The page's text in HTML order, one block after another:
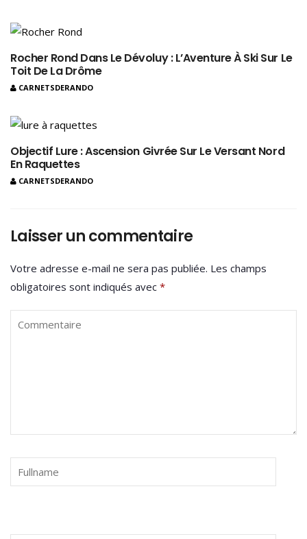
Rocher Rond Dans Le Dévoluy : L’Aventure À Ski Sur Le
Toit De La Drôme
CARNETSDERANDO
Objectif Lure : Ascension Givrée Sur Le Versant Nord
En Raquettes
CARNETSDERANDO
Laisser un commentaire
Votre adresse e-mail ne sera pas publiée. Les champs
obligatoires sont indiqués avec *